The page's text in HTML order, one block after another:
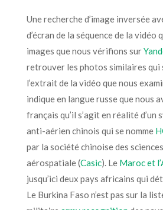
Une recherche d’image inversée
d’écran de la séquence de la vidéo
images que nous vérifions sur
retrouver les photos similaires
l’extrait de la vidéo que nous
indique en langue russe que nous
français qu’il s’agit en réalité d’un
anti-aérien chinois qui se nomme
par la société chinoise des
aérospatiale (Casic). Le Maroc et
jusqu’ici deux pays africains qui
Le Burkina Faso n’est pas sur la